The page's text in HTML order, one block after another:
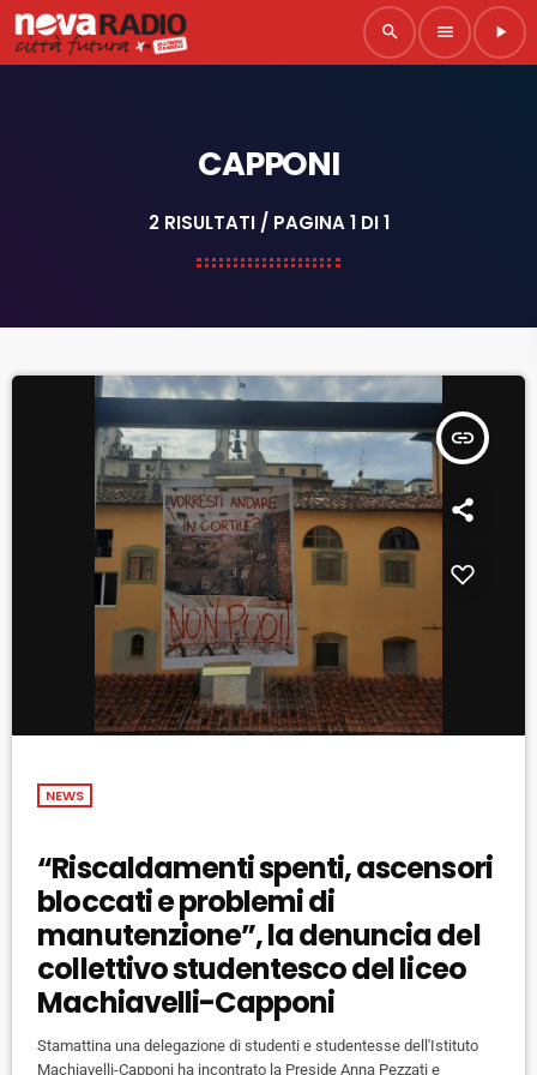
search menu play_arrow
CAPPONI
2 RISULTATI / PAGINA 1 DI 1
insert_link
NEWS
“Riscaldamenti spenti, ascensori
bloccati e problemi di
manutenzione”, la denuncia del
collettivo studentesco del liceo
Machiavelli-Capponi
Stamattina una delegazione di studenti e studentesse dell'Istituto
Machiavelli-Capponi ha incontrato la Preside Anna Pezzati e